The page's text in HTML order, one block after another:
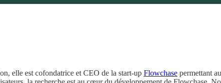
elle est cofondatrice et CEO de la start-up Flowchase permettant